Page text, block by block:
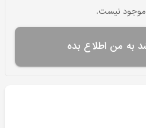
موجود نیست.
به من اطلاع بده